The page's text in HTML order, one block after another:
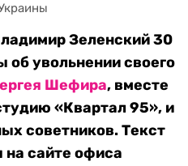
Зеленский 30
об увольнении своего
Шефира, вместе
«Квартал 95», и
советников. Текст
на сайте офиса